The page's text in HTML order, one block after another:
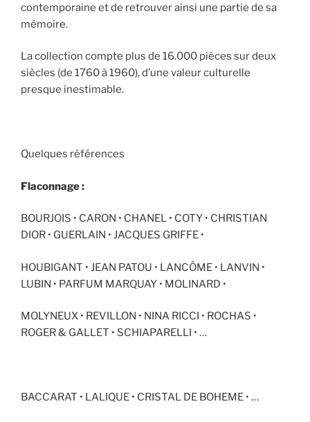
contemporaine et de retrouver ainsi une partie de sa
mémoire.
La collection compte plus de 16.000 pièces sur deux
siècles (de 1760 à 1960), d’une valeur culturelle
presque inestimable.
Quelques références
Flaconnage :
BOURJOIS • CARON • CHANEL • COTY • CHRISTIAN
DIOR • GUERLAIN • JACQUES GRIFFE •
HOUBIGANT • JEAN PATOU • LANCÔME • LANVIN •
LUBIN • PARFUM MARQUAY • MOLINARD •
MOLYNEUX • REVILLON • NINA RICCI • ROCHAS •
ROGER & GALLET • SCHIAPARELLI • …
BACCARAT • LALIQUE • CRISTAL DE BOHEME • …